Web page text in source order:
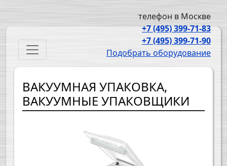
телефон в Москве
+7 (495) 399-71-83
+7 (495) 399-71-90
Подобрать оборудование
Main navigation
ВАКУУМНАЯ УПАКОВКА,
ВАКУУМНЫЕ УПАКОВЩИКИ